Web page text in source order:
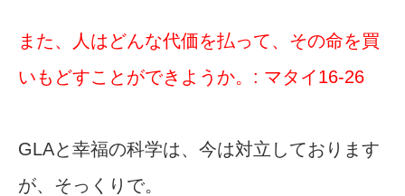
また、人はどんな代価を払って、その命を買
いもどすことができようか。: マタイ16-26
GLAと幸福の科学は、今は対立しております
が、そっくりで。